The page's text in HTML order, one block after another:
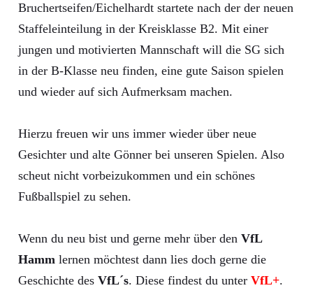
Bruchertseifen/Eichelhardt startete nach der der neuen
Staffeleinteilung in der Kreisklasse B2. Mit einer
jungen und motivierten Mannschaft will die SG sich
in der B-Klasse neu finden, eine gute Saison spielen
und wieder auf sich Aufmerksam machen.
Hierzu freuen wir uns immer wieder über neue
Gesichter und alte Gönner bei unseren Spielen. Also
scheut nicht vorbeizukommen und ein schönes
Fußballspiel zu sehen.
Wenn du neu bist und gerne mehr über den VfL
Hamm lernen möchtest dann lies doch gerne die
Geschichte des VfL´s. Diese findest du unter VfL+.